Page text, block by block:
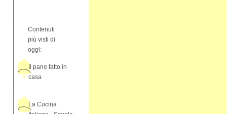
Contenuti
più visti di
oggi:
Il pane fatto in
casa
La Cucina